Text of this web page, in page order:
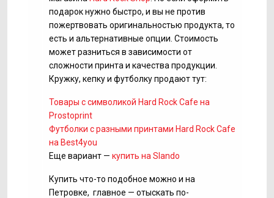
подарок нужно быстро, и вы не против
пожертвовать оригинальностью продукта, то
есть и альтернативные опции. Стоимость
может разниться в зависимости от
сложности принта и качества продукции.
Кружку, кепку и футболку продают тут:
Товары с символикой Hard Rock Cafe на
Prostoprint
Футболки с разными принтами Hard Rock Cafe
на Best4you
Еще вариант — купить на Slando
Купить что-то подобное можно и на
Петровке, главное — отыскать по-